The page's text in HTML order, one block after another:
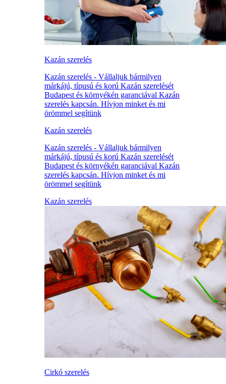
Kazán szerelés
Kazán szerelés - Vállaljuk bármilyen
márkájú, típusú és korú Kazán szerelését
Budapest és környékén garanciával Kazán
szerelés kapcsán. Hívjon minket és mi
örömmel segítünk
Kazán szerelés
Kazán szerelés - Vállaljuk bármilyen
márkájú, típusú és korú Kazán szerelését
Budapest és környékén garanciával Kazán
szerelés kapcsán. Hívjon minket és mi
örömmel segítünk
Kazán szerelés
Cirkó szerelés